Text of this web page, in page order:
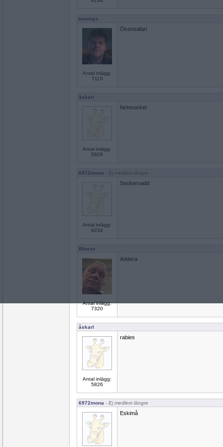
travmys
Antal inlägg:
7110
Ökensafari
åskarl
Antal inlägg:
5826
farinsocker
6972mona - Ej medlem längre
Antal inlägg:
9234
Sockervadd
Blasse
Antal inlägg:
7320
Addera
åskarl
Antal inlägg:
5826
rabies
6972mona - Ej medlem längre
Eskimå